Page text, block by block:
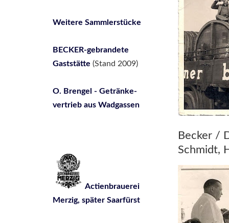
Weitere Sammlerstücke
BECKER-gebrandete
Gaststätte (Stand 2009)
O. Brengel - Getränke-
vertrieb aus Wadgassen
Actienbrauerei
Merzig, später Saarfürst
Becker /
Schmidt,